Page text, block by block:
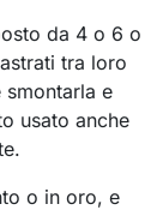
da 4 o 6 o
tra loro
smontarla e
usato anche
o in oro, e